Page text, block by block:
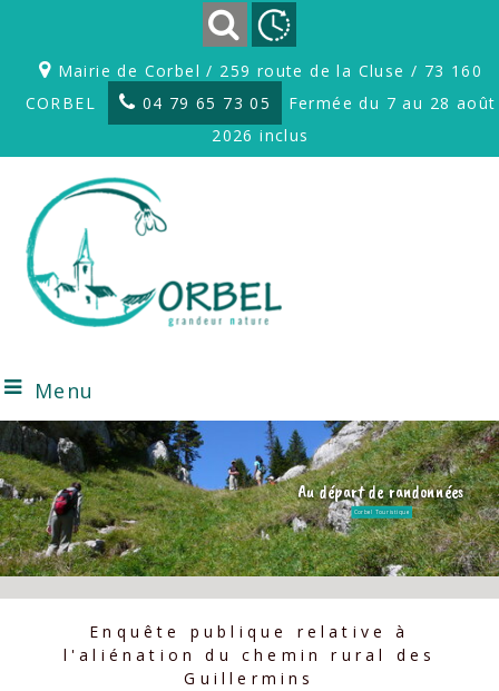
Mairie de Corbel / 259 route de la Cluse / 73 160
CORBEL
04 79 65 73 05
Fermée du 7 au 28 août
2026 inclus
Menu
Au départ de randonnées
Corbel Touristique
Enquête publique relative à
l'aliénation du chemin rural des
Guillermins